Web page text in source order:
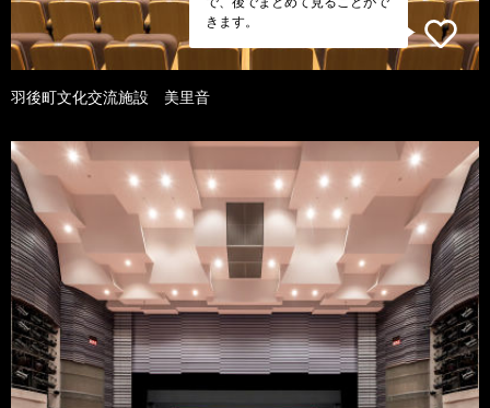
きます。
羽後町文化交流施設 美里音